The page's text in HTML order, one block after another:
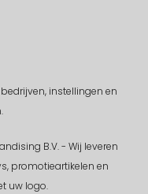
instellingen en
B.V. - Wij leveren
promotieartikelen en
uw logo.